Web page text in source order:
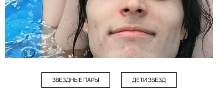
ЗВЕЗДНЫЕ ПАРЫ ДЕТИ ЗВЕЗД